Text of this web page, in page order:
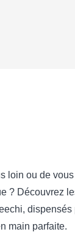
loin ou de
? Découvrez
dispensés
main parfaite.